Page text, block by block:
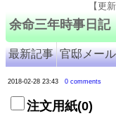
余命三年時事日記
最新記事 官邸メール
2018-02-28 23:43 0 comments
注文用紙(0)
【更